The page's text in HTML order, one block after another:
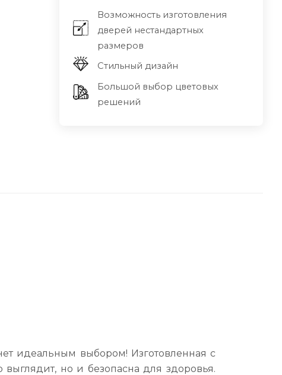
Возможность изготовления
дверей нестандартных
размеров
Стильный дизайн
Большой выбор цветовых
решений
идеальным выбором! Изготовленная с
но и безопасна для здоровья.